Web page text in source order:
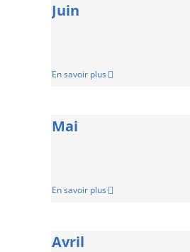
Juin
En savoir plus
Mai
En savoir plus
Avril